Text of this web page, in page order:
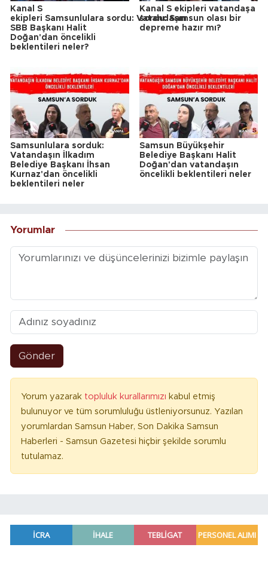
Kanal S
ekipleri Samsunlulara sordu: Vatandaşın
SBB Başkanı Halit
Doğan'dan öncelikli
beklentileri neler?
Kanal S ekipleri vatandaşa
sordu: Samsun olası bir
depreme hazır mı?
Samsunlulara sorduk:
Vatandaşın İlkadım
Belediye Başkanı İhsan
Kurnaz'dan öncelikli
beklentileri neler
Samsun Büyükşehir
Belediye Başkanı Halit
Doğan'dan vatandaşın
öncelikli beklentileri neler
Yorumlar
Gönder
Yorum yazarak topluluk kurallarımızı kabul etmiş
bulunuyor ve tüm sorumluluğu üstleniyorsunuz. Yazılan
yorumlardan Samsun Haber, Son Dakika Samsun
Haberleri - Samsun Gazetesi hiçbir şekilde sorumlu
tutulamaz.